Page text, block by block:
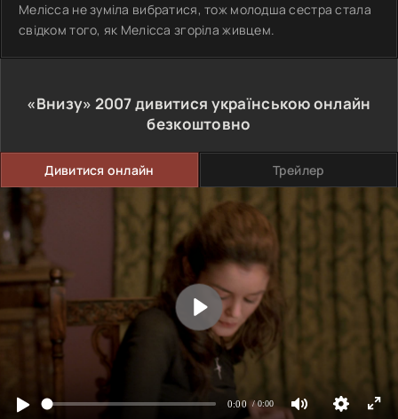
Мелісса не зуміла вибратися, тож молодша сестра стала
свідком того, як Мелісса згоріла живцем.
«Внизу» 2007дивитися українською онлайн
безкоштовно
Дивитися онлайн Трейлер